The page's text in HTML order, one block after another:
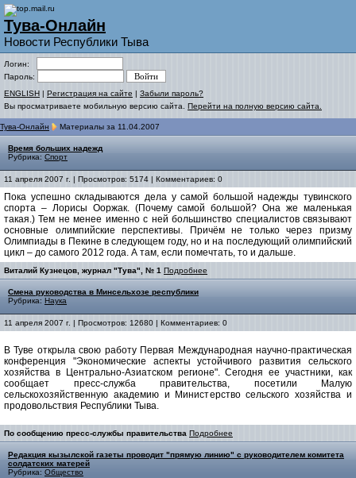
Тува-Онлайн
Новости Республики Тыва
Логин:
Пароль:
ENGLISH | Регистрация на сайте | Забыли пароль?
Вы просматриваете мобильную версию сайта. Перейти на полную версию сайта.
Тува-Онлайн Материалы за 11.04.2007
Время больших надежд
Рубрика: Спорт
11 апреля 2007 г. | Просмотров: 5174 | Комментариев: 0
Пока успешно складываются дела у самой большой надежды тувинского
спорта – Лoрисы Ооржак. (Почему самой большой? Она же маленькая
такая.) Тем не менее именно с ней большинство специалистов связывают
основные олимпийские перспективы. Причём не только через призму
Олимпиады в Пекине в следующем году, но и на последующий олимпийский
цикл – до самого 2012 года. А там, если помечтать, то и дальше.
Виталий Кузнецов, журнал "Тува", № 1 Подробнее
Смена руководства в Минсельхозе республики
Рубрика: Наука
11 апреля 2007 г. | Просмотров: 12680 | Комментариев: 0
В Туве открыла свою работу Первая Международная научно-практическая
конференция "Экономические аспекты устойчивого развития сельского
хозяйства в Центрально-Азиатском регионе". Сегодня ее участники, как
сообщает пресс-служба правительства, посетили Малую
сельскохозяйственную академию и Министерство сельского хозяйства и
продовольствия Республики Тыва.
По сообщению пресс-службы правительства Подробнее
Редакция кызылской газеты проводит "прямую линию" с руководителем комитета
солдатских матерей
Рубрика: Общество